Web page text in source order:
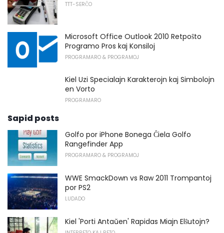
TTT-SERĈO
Microsoft Office Outlook 2010 Retpoŝto
Programo Pros kaj Konsiloj
PROGRAMARO & PROGRAMOJ
Kiel Uzi Specialajn Karakterojn kaj Simbolojn
en Vorto
PROGRAMARO
Sapid posts
Golfo por iPhone Bonega Ĉiela Golfo
Rangefinder App
PROGRAMARO & PROGRAMOJ
WWE SmackDown vs Raw 2011 Trompantoj
por PS2
LUDADO
Kiel 'Porti Antaŭen' Rapidas Miajn Elŝutojn?